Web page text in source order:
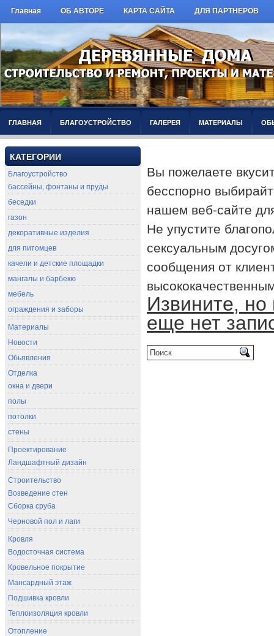
Главная ОБ АВТОРЕ КАРТА САЙТА ДЛЯ ПАРТНЕРОВ
ГЛАВНАЯ БЛАГОУСТРОЙСТВО ГАЛЕРЕЯ МАТЕРИАЛЫ
КАТЕГОРИИ
Благоустройство
бассейны, фонтаны и пруды
беседки
газон
декоративные изделия
для питомцев
качели и детские площадки
мангалы и барбекю
мебель
ограждения и заборы
Материалы
Новости
Обьявления
Отделка
окна и двери
полы
потолки
стены
Проектирование
Ландшафтный дизайн
Строительство
Возведение стен
Сборка сруба
Черновой пол и лаги
Кровля
Водосточная система
Кровельное покрытие
Мансардный этаж
Подшивка кровли
Теплоизоляция кровли
Отопление
Вы пожелаете
бесспорно
нашем веб-сайте
Не упустите
сексуальным
сообщения от
Извините, но
еще нет